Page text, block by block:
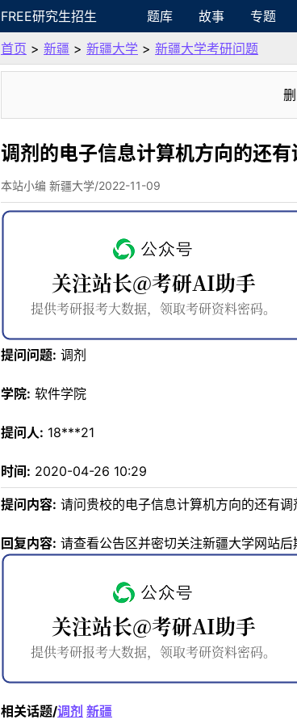
FREE研究生招生 题库 故事 专题
首页 > 新疆 > 新疆大学 > 新疆大学考研问题
调剂的电子信息计算机方向的还
本站小编 新疆大学/2022-11-09
提问问题: 调剂
学院: 软件学院
提问人: 18***21
时间: 2020-04-26 10:29
提问内容: 请问贵校的电子信息计算机方向的还有
回复内容: 请查看公告区并密切关注新疆大学网站后
相关话题/调剂 新疆